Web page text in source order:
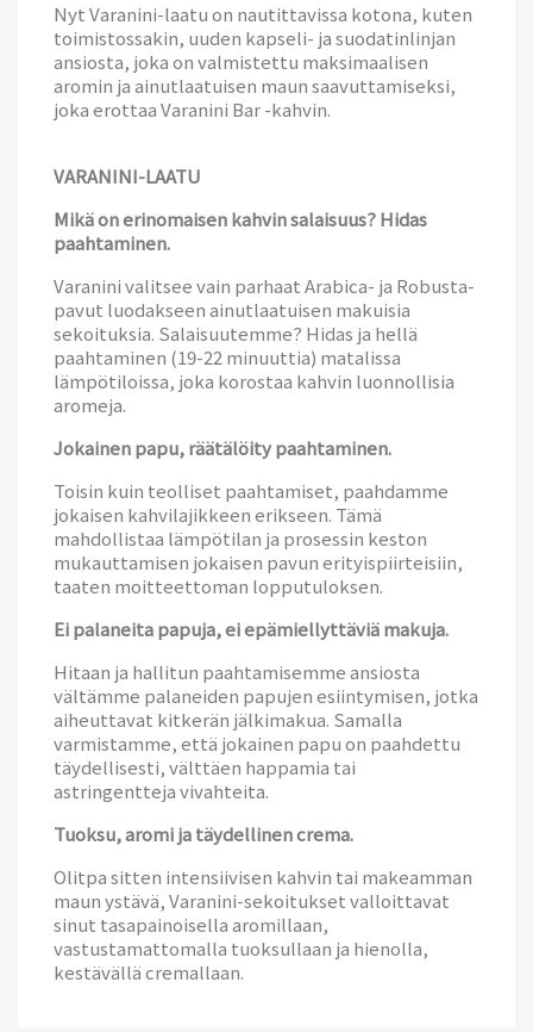
Nyt Varanini-laatu on nautittavissa kotona, kuten
toimistossakin, uuden kapseli- ja suodatinlinjan
ansiosta, joka on valmistettu maksimaalisen
aromin ja ainutlaatuisen maun saavuttamiseksi,
joka erottaa Varanini Bar -kahvin.
VARANINI-LAATU
Mikä on erinomaisen kahvin salaisuus? Hidas
paahtaminen.
Varanini valitsee vain parhaat Arabica- ja Robusta-
pavut luodakseen ainutlaatuisen makuisia
sekoituksia. Salaisuutemme? Hidas ja hellä
paahtaminen (19-22 minuuttia) matalissa
lämpötiloissa, joka korostaa kahvin luonnollisia
aromeja.
Jokainen papu, räätälöity paahtaminen.
Toisin kuin teolliset paahtamiset, paahdamme
jokaisen kahvilajikkeen erikseen. Tämä
mahdollistaa lämpötilan ja prosessin keston
mukauttamisen jokaisen pavun erityispiirteisiin,
taaten moitteettoman lopputuloksen.
Ei palaneita papuja, ei epämiellyttäviä makuja.
Hitaan ja hallitun paahtamisemme ansiosta
vältämme palaneiden papujen esiintymisen, jotka
aiheuttavat kitkerän jälkimakua. Samalla
varmistamme, että jokainen papu on paahdettu
täydellisesti, välttäen happamia tai
astringentteja vivahteita.
Tuoksu, aromi ja täydellinen crema.
Olitpa sitten intensiivisen kahvin tai makeamman
maun ystävä, Varanini-sekoitukset valloittavat
sinut tasapainoisella aromillaan,
vastustamattomalla tuoksullaan ja hienolla,
kestävällä cremallaan.